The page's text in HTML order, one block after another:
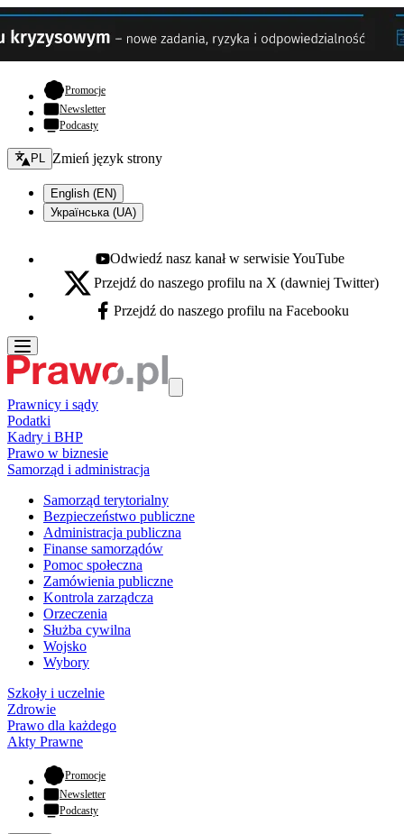
Promocje- otwiera się w nowej karcie
Newsletter
Podcasty
Zmień język - bieżący:
PL Zmień język strony
English (EN)
Українська (UA)
Youtube - otwiera się w nowej karcie
Odwiedź nasz kanał w serwisie YouTube
X - otwiera się w nowej karcie
Przejdź do naszego profilu na X (dawniej Twitter)
Facebook - otwiera się w nowej karcie
Przejdź do naszego profilu na Facebooku
Prawnicy i sądy
Podatki
Kadry i BHP
Prawo w biznesie
Samorząd i administracja
Samorząd terytorialny
Bezpieczeństwo publiczne
Administracja publiczna
Finanse samorządów
Pomoc społeczna
Zamówienia publiczne
Kontrola zarządcza
Orzeczenia
Służba cywilna
Wojsko
Wybory
Szkoły i uczelnie
Zdrowie
Prawo dla każdego
Akty Prawne
Promocje- otwiera się w nowej karcie
Newsletter
Podcasty